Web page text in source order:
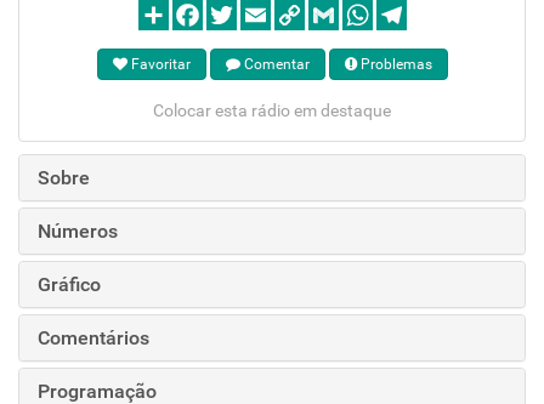
Favoritar Comentar Problemas
Colocar esta rádio em destaque
Sobre
Números
Gráfico
Comentários
Programação